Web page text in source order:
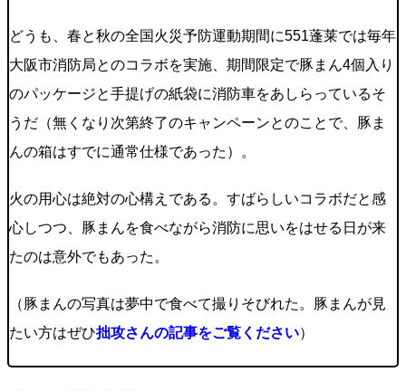
どうも、春と秋の全国火災予防運動期間に551蓬莱では毎年
大阪市消防局とのコラボを実施、期間限定で豚まん4個入り
のパッケージと手提げの紙袋に消防車をあしらっているそ
うだ（無くなり次第終了のキャンペーンとのことで、豚ま
んの箱はすでに通常仕様であった）。
火の用心は絶対の心構えである。すばらしいコラボだと感
心しつつ、豚まんを食べながら消防に思いをはせる日が来
たのは意外でもあった。
（豚まんの写真は夢中で食べて撮りそびれた。豚まんが見
たい方はぜひ拙攻さんの記事をご覧ください）